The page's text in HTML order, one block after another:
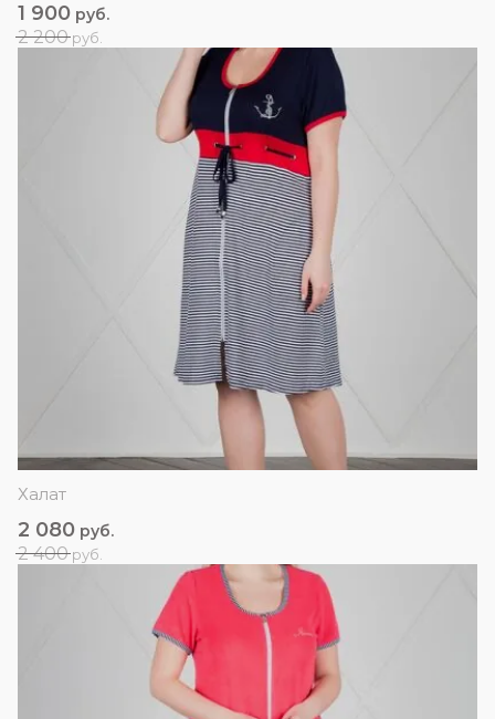
2 200руб.
1 900 руб.
Халат
2 400руб.
2 080 руб.